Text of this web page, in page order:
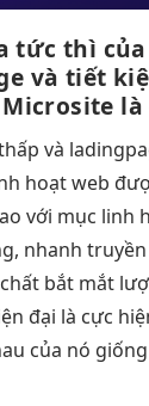
tức thì
và tiết
Microsite là
và
hoạtweb
với mục linh
nhanh
bắt mắt
đại là cực
của nó